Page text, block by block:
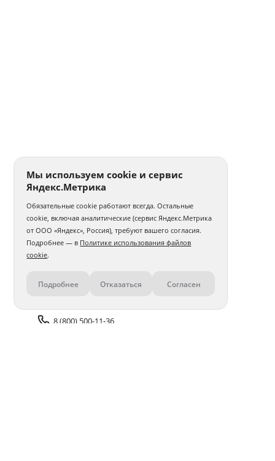
Контакты
8 (800) 500-11-36
Мы используем cookie и сервис
Яндекс.Метрика
Обязательные cookie работают всегда. Остальные
cookie, включая аналитические (сервис Яндекс.Метрика
от ООО «Яндекс», Россия), требуют вашего согласия.
Подробнее — в Политике использования файлов
cookie.
Подробнее Отказаться Согласен